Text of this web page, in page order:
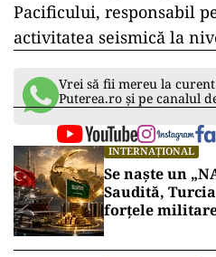
Pacificului, responsabil
activitatea seismică la
Vrei să fii mereu la
Puterea.ro și pe canalul
INTERNAȚIONAL
Se naște un
Saudită,
forțele